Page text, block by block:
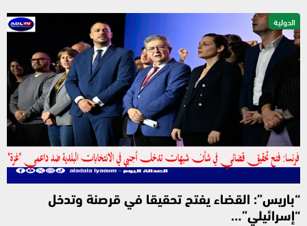
الدولية
“باريس”: القضاء يفتح تحقيقا في قرصنة وتدخل
“إسرائيلي”…